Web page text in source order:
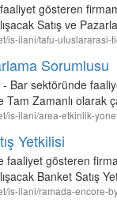
gösteren
Satış ve
is-ilani/tafu-
Sorumlusu
Bar sektöründe
Zamanlı olarak
is-ilani/area-etkinlik-
Yetkilisi
gösteren
Banket Satış
is-ilani/ramada-